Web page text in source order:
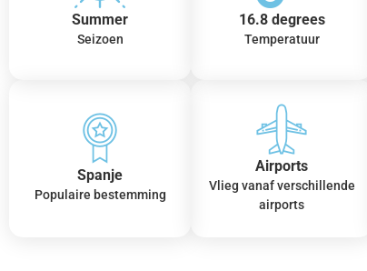
Summer
Seizoen
16.8 degrees
Temperatuur
Spanje
Populaire bestemming
Airports
Vlieg vanaf verschillende
airports